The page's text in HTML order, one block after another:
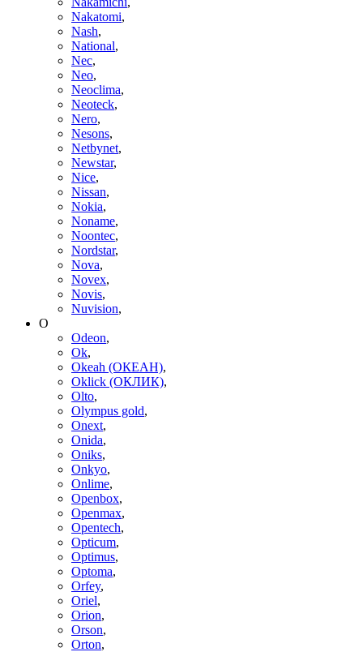
Nakatomi,
Nash,
National,
Nec,
Neo,
Neoclima,
Neoteck,
Nero,
Nesons,
Netbynet,
Newstar,
Nice,
Nissan,
Nokia,
Noname,
Noontec,
Nordstar,
Nova,
Novex,
Novis,
Nuvision,
O
Odeon,
Ok,
Okeah (ОКЕАН),
Oklick (ОКЛИК),
Olto,
Olympus gold,
Onext,
Onida,
Oniks,
Onkyo,
Onlime,
Openbox,
Openmax,
Opentech,
Opticum,
Optimus,
Optoma,
Orfey,
Oriel,
Orion,
Orson,
Orton,